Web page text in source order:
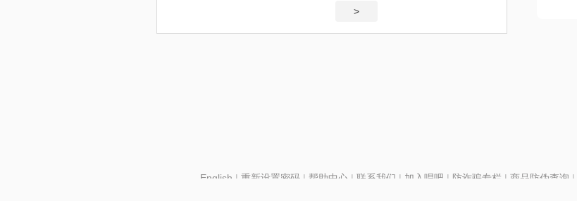
>
English | 重新设置密码| 帮助中心 | 联系我们 | 加入唱吧 | 防诈骗专栏 | 商品防伪查询 |